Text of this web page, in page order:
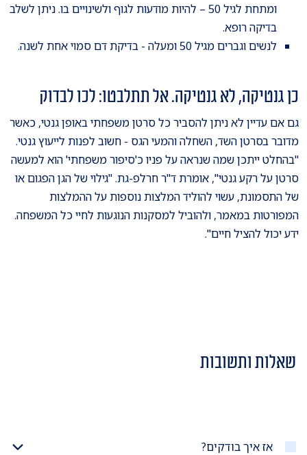
ומתחת לגיל 50 – להיות מודעות לגוף ולשינויים בו. ניתן לשלב
בדיקה רופא.
לנשים וגברים מגיל 50 ומעלה - בדיקת דם סמוי אחת לשנה.
כן גנטיקה, לא גנטיקה. אל תתלבטו: לכו לבדוק
גם אם עדיין לא ניתן להסביר כל סרטן משפחתי באופן גנטי, כאשר
מדובר בסרטן השד, השחלה והמעי הגס - חשוב לפנות לייעוץ גנטי.
"בהחלט ייתכן שמה שנראה על פניו כ'סיפור משפחתי' הוא למעשה
סרטן על רקע גנטי", אומרת ד"ר חרלפ-גת. "גילוי של הגן הפגום או
של התסמונת, עשוי להוליד המלצות נוספות על ההמלצות
המפורטות במאמר, ולהוביל למסקנות הנוגעות לחיי כל המשפחה.
ידע יכול להציל חיים".
שאלות ותשובות
אז איך בודקים?